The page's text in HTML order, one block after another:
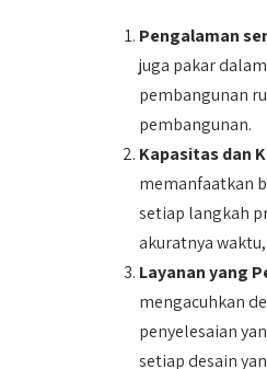
Pengalaman
juga pakar
pembangunan
pembangunan.
Kapasitas dan
memanfaatkan
setiap langkah
akuratnya
Layanan yang
mengacuhkan
penyelesaian
setiap desain